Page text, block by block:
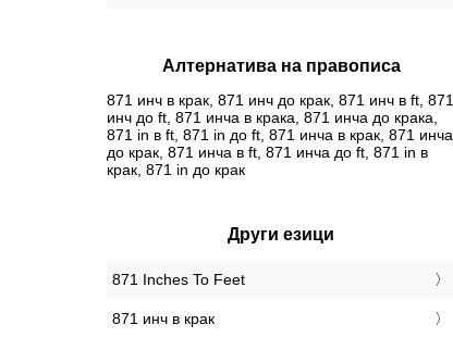
Алтернатива на правописа
871 инч в крак, 871 инч до крак, 871 инч в ft, 871
инч до ft, 871 инча в крака, 871 инча до крака,
871 in в ft, 871 in до ft, 871 инча в крак, 871 инча
до крак, 871 инча в ft, 871 инча до ft, 871 in в
крак, 871 in до крак
Други езици
‎871 Inches To Feet
‎871 инч в крак